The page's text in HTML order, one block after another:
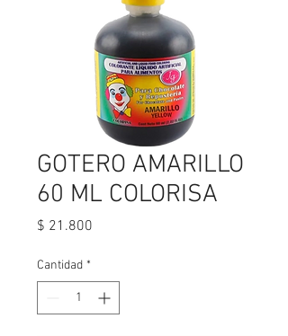
GOTERO AMARILLO
60 ML COLORISA
$ 21.800
Cantidad *